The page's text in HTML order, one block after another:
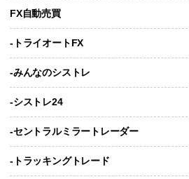
FX自動売買
-トライオートFX
-みんなのシストレ
-シストレ24
-セントラルミラートレーダー
-トラッキングトレード